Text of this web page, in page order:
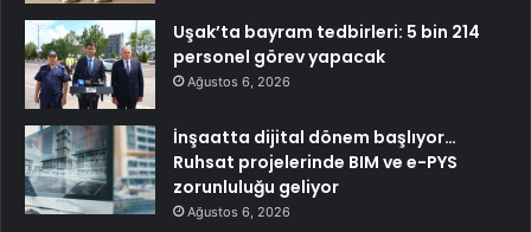
Uşak’ta bayram tedbirleri: 5 bin 214
personel görev yapacak
Ağustos 6, 2026
İnşaatta dijital dönem başlıyor…
Ruhsat projelerinde BIM ve e-PYS
zorunluluğu geliyor
Ağustos 6, 2026